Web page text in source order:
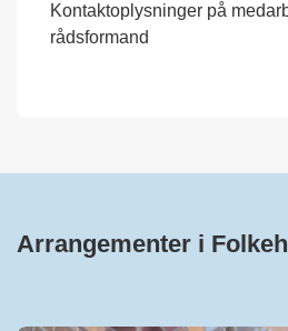
Kontaktoplysninger på
rådsformand
Arrangementer i